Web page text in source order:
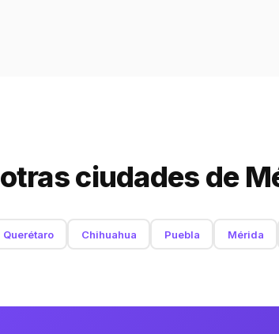
ciudades de
Querétaro Chihuahua Puebla Mérida